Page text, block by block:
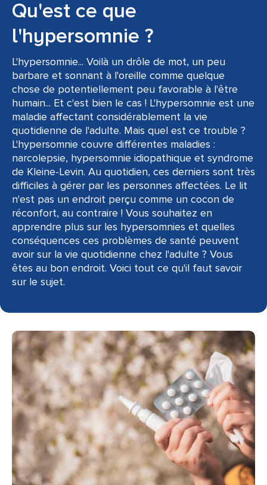
Qu'est ce que
l'hypersomnie ?
L'hypersomnie... Voilà un drôle de mot, un peu
barbare et sonnant à l'oreille comme quelque
chose de potentiellement peu favorable à l'être
humain... Et c'est bien le cas ! L'hypersomnie est une
maladie affectant considérablement la vie
quotidienne de l'adulte. Mais quel est ce trouble ?
L'hypersomnie couvre différentes maladies :
narcolepsie, hypersomnie idiopathique et syndrome
de Kleine-Levin. Au quotidien, ces derniers sont très
difficiles à gérer par les personnes affectées. Le lit
n'est pas un endroit perçu comme un cocon de
réconfort, au contraire ! Vous souhaitez en
apprendre plus sur les hypersomnies et quelles
conséquences ces problèmes de santé peuvent
avoir sur la vie quotidienne chez l'adulte ? Vous
êtes au bon endroit. Voici tout ce qu'il faut savoir
sur le sujet.